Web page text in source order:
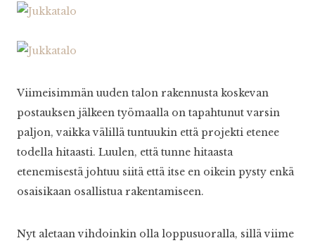
Viimeisimmän uuden talon rakennusta koskevan
postauksen jälkeen työmaalla on tapahtunut varsin
paljon, vaikka välillä tuntuukin että projekti etenee
todella hitaasti. Luulen, että tunne hitaasta
etenemisestä johtuu siitä että itse en oikein pysty enkä
osaisikaan osallistua rakentamiseen.
Nyt aletaan vihdoinkin olla loppusuoralla, sillä viime